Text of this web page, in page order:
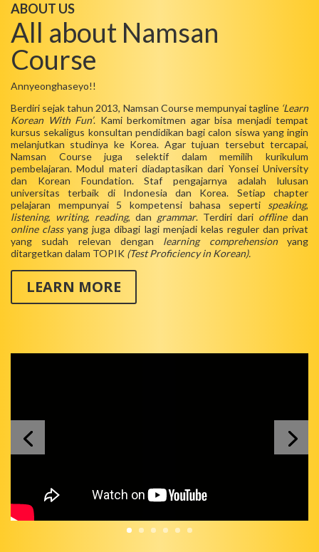
ABOUT US
All about Namsan
Course
Annyeonghaseyo!!
Berdiri sejak tahun 2013, Namsan Course mempunyai tagline ‘Learn
Korean With Fun’. Kami berkomitmen agar bisa menjadi tempat
kursus sekaligus konsultan pendidikan bagi calon siswa yang ingin
melanjutkan studinya ke Korea. Agar tujuan tersebut tercapai,
Namsan Course juga selektif dalam memilih kurikulum
pembelajaran. Modul materi diadaptasikan dari Yonsei University
dan Korean Foundation. Staf pengajarnya adalah lulusan
universitas terbaik di Indonesia dan Korea. Setiap chapter
pelajaran mempunyai 5 kompetensi bahasa seperti speaking,
listening, writing, reading, dan grammar. Terdiri dari offline dan
online classyang juga dibagi lagi menjadi kelas reguler dan privat
yang sudah relevan dengan learning comprehensionyang
ditargetkan dalam TOPIK (Test Proficiency in Korean).
LEARN MORE